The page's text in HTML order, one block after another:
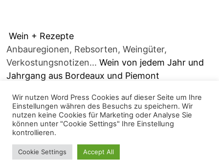
Wein + Rezepte
Anbauregionen, Rebsorten, Weingüter,
Verkostungsnotizen... Wein von jedem Jahr und
Jahrgang aus Bordeaux und Piemont
Copyright © 2026alles über Wein.....
präsentiert vonWordPressund
Wir nutzen Word Press Cookies auf dieser Seite um Ihre
Einstellungen währen des Besuchs zu speichern. Wir
nutzen keine Cookies für Marketing oder Analyse Sie
können unter "Cookie Settings" Ihre Einstellung
kontrollieren.
Cookie Settings Accept All